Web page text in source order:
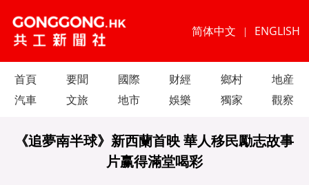
简体中文 | ENGLISH
首頁 要聞 國際 财經 鄉村
地産
汽車
文旅 地市 娛樂 獨家 觀察
《追夢南半球》新西蘭首映 華人移民勵志故事
片赢得滿堂喝彩